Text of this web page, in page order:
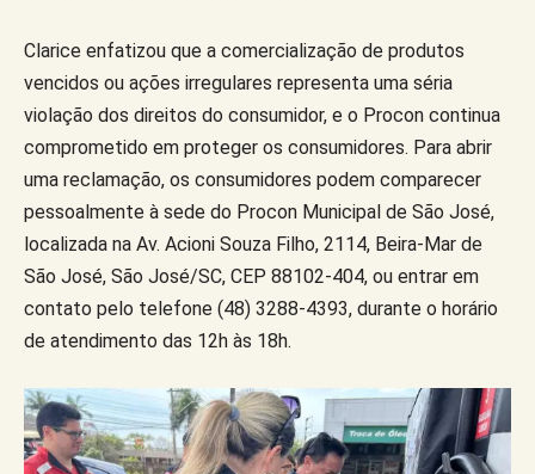
Clarice enfatizou que a comercialização de produtos
vencidos ou ações irregulares representa uma séria
violação dos direitos do consumidor, e o Procon continua
comprometido em proteger os consumidores. Para abrir
uma reclamação, os consumidores podem comparecer
pessoalmente à sede do Procon Municipal de São José,
localizada na Av. Acioni Souza Filho, 2114, Beira-Mar de
São José, São José/SC, CEP 88102-404, ou entrar em
contato pelo telefone (48) 3288-4393, durante o horário
de atendimento das 12h às 18h.